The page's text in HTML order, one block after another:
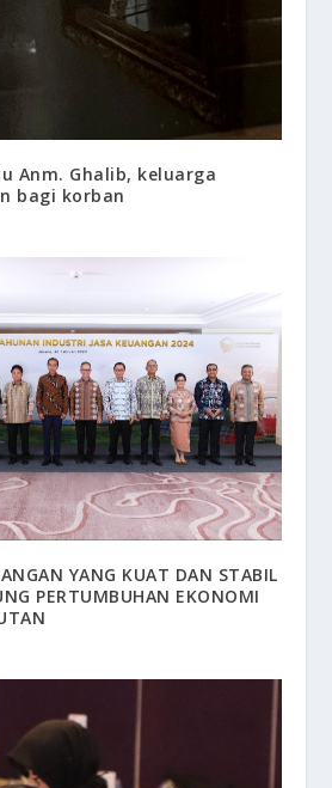
Anm. Ghalib, keluarga
bagi korban
YANG KUAT DAN STABIL
PERTUMBUHAN EKONOMI